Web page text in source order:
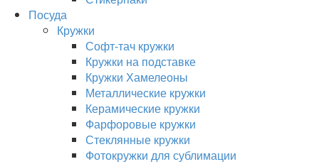
Посуда
Кружки
Софт-тач кружки
Кружки на подставке
Кружки Хамелеоны
Металлические кружки
Керамические кружки
Фарфоровые кружки
Стеклянные кружки
Фотокружки для сублимации